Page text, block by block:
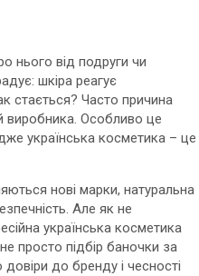
нього від подруги чи
шкіра реагує
стається? Часто причина
виробника. Особливо це
українська косметика – це
нові марки, натуральна
Але як не
українська косметика
просто підбір баночки за
до бренду і чесності